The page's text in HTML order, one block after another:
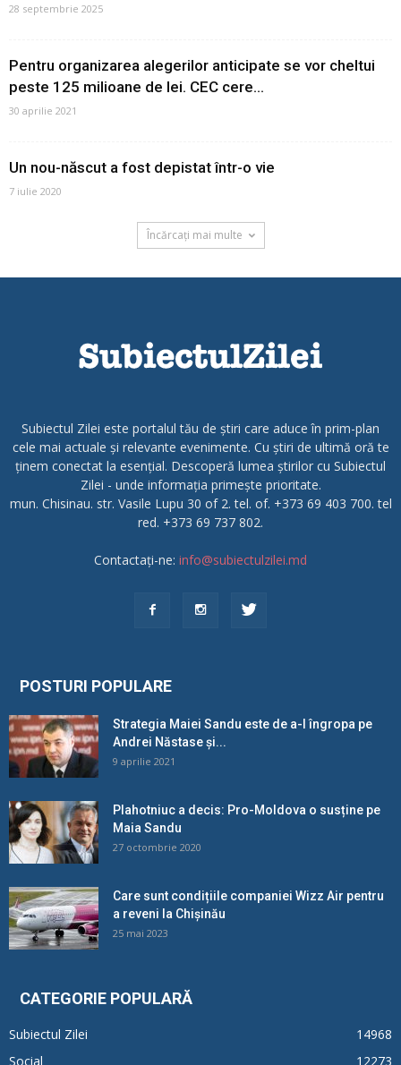
28 septembrie 2025
Pentru organizarea alegerilor anticipate se vor cheltui
peste 125 milioane de lei. CEC cere...
30 aprilie 2021
Un nou-născut a fost depistat într-o vie
7 iulie 2020
Încărcați mai multe
Subiectul Zilei este portalul tău de știri care aduce în prim-plan
cele mai actuale și relevante evenimente. Cu știri de ultimă oră te
ținem conectat la esențial. Descoperă lumea știrilor cu Subiectul
Zilei - unde informația primește prioritate.
mun. Chisinau. str. Vasile Lupu 30 of 2. tel. of. +373 69 403 700. tel
red. +373 69 737 802.
Contactați-ne: info@subiectulzilei.md
POSTURI POPULARE
Strategia Maiei Sandu este de a-l îngropa pe
Andrei Năstase și...
9 aprilie 2021
Plahotniuc a decis: Pro-Moldova o susține pe
Maia Sandu
27 octombrie 2020
Care sunt condițiile companiei Wizz Air pentru
a reveni la Chișinău
25 mai 2023
CATEGORIE POPULARĂ
Subiectul Zilei
14968
Social
12273